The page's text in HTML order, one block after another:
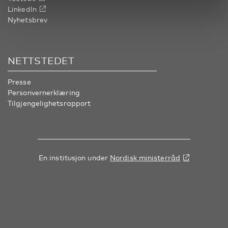
LinkedIn
Nyhetsbrev
NETTSTEDET
Presse
Personvernerklæring
Tilgjengelighetsrapport
En institusjon under Nordisk ministerråd